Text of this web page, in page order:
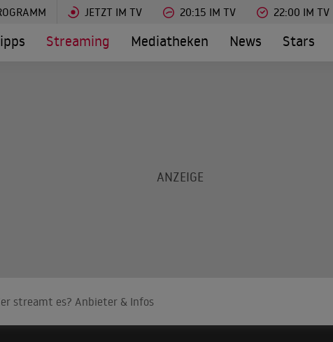
JETZT IM TV 20:15 IM TV 22:00 IM TV
Streaming Mediatheken News Stars
streamt es? Anbieter & Infos